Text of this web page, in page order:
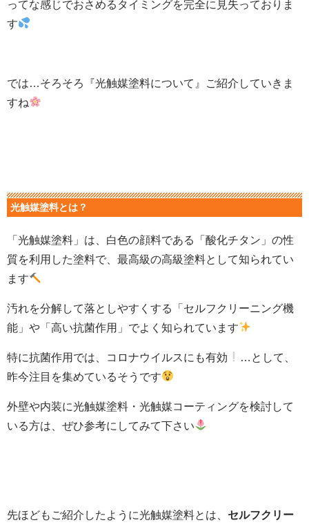
ってな感じでおさめるタイミングを完全に見失っておりま
す
では…そろそろ『光触媒塗料について』ご紹介していきま
すね
光触媒塗料とは？
「光触媒塗料」は、白色の顔料である「酸化チタン」の性
質を利用した塗料で、最高級の高級塗料として知られてい
ます
汚れを分解して落としやすくする「セルフクリーニング機
能」や「高い抗菌作用」でよく知られています
特に抗菌作用では、コロナウイルスにも有効
…として、
昨今注目を集めているそうです
外壁や内装に光触媒塗料・光触媒コーティングを検討して
いる方は、ぜひ参考にしてみて下さい
先ほどもご紹介したように光触媒塗料とは、 セルフクリー